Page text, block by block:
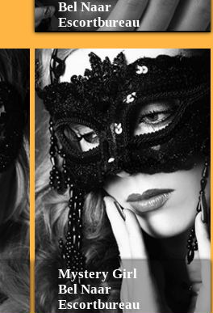
Bel Naar
Escortbureau
Mystery Girl
Bel Naar
Escortbureau